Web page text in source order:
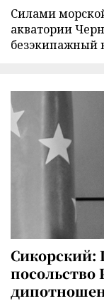
Силами
акватории
безэкипажный
Сикорский:
посольство